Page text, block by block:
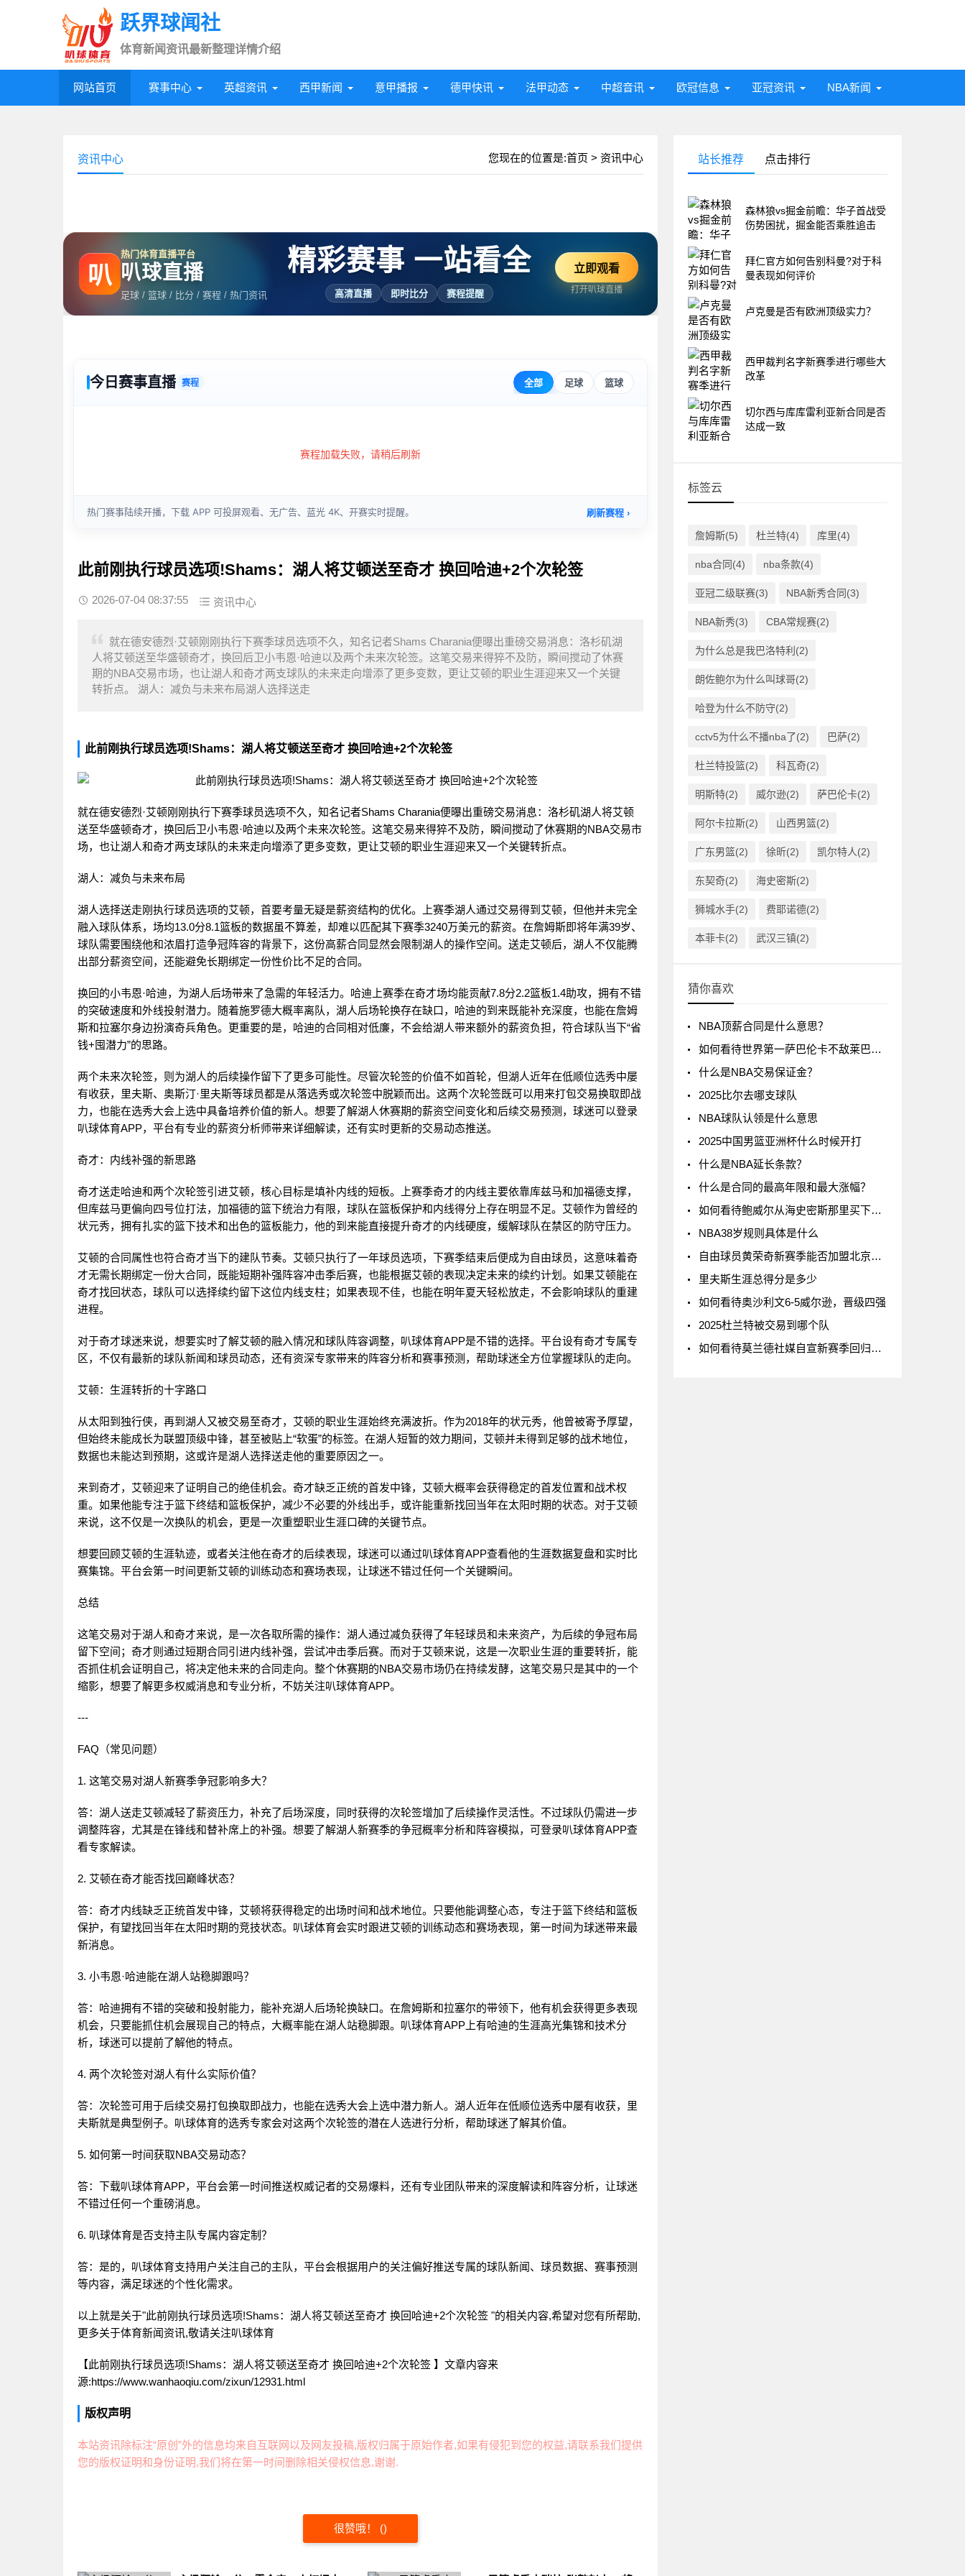
跃界球闻社
体育新闻资讯最新整理详情介绍
网站首页 赛事中心 英超资讯 西甲新闻 意甲播报 德甲快讯 法甲动态 中超音讯 欧冠信息 亚冠资讯 NBA新闻
您现在的位置是:首页 > 资讯中心
资讯中心
叭
热门体育直播平台
叭球直播
足球 / 篮球 / 比分 / 赛程 / 热门资讯
精彩赛事 一站看全
高清直播 即时比分 赛程提醒
立即观看
打开叭球直播
此前刚执行球员选项!Shams：湖人将艾顿送至奇才 换回哈迪+2个次轮签
2026-07-04 08:37:55 资讯中心
就在德安德烈·艾顿刚刚执行下赛季球员选项不久，知名记者Shams Charania便曝出重磅交易消息：洛杉矶湖
人将艾顿送至华盛顿奇才，换回后卫小韦恩·哈迪以及两个未来次轮签。这笔交易来得猝不及防，瞬间搅动了休赛
期的NBA交易市场，也让湖人和奇才两支球队的未来走向增添了更多变数，更让艾顿的职业生涯迎来又一个关键
转折点。 湖人：减负与未来布局湖人选择送走
此前刚执行球员选项!Shams：湖人将艾顿送至奇才 换回哈迪+2个次轮签
就在德安德烈·艾顿刚刚执行下赛季球员选项不久，知名记者Shams Charania便曝出重磅交易消息：洛杉矶湖人将艾顿
送至华盛顿奇才，换回后卫小韦恩·哈迪以及两个未来次轮签。这笔交易来得猝不及防，瞬间搅动了休赛期的NBA交易市
场，也让湖人和奇才两支球队的未来走向增添了更多变数，更让艾顿的职业生涯迎来又一个关键转折点。
湖人：减负与未来布局
湖人选择送走刚执行球员选项的艾顿，首要考量无疑是薪资结构的优化。上赛季湖人通过交易得到艾顿，但他并未完全
融入球队体系，场均13.0分8.1篮板的数据虽不算差，却难以匹配其下赛季3240万美元的薪资。在詹姆斯即将年满39岁、
球队需要围绕他和浓眉打造争冠阵容的背景下，这份高薪合同显然会限制湖人的操作空间。送走艾顿后，湖人不仅能腾
出部分薪资空间，还能避免长期绑定一份性价比不足的合同。
换回的小韦恩·哈迪，为湖人后场带来了急需的年轻活力。哈迪上赛季在奇才场均能贡献7.8分2.2篮板1.4助攻，拥有不错
的突破速度和外线投射潜力。随着施罗德大概率离队，湖人后场轮换存在缺口，哈迪的到来既能补充深度，也能在詹姆
斯和拉塞尔身边扮演奇兵角色。更重要的是，哈迪的合同相对低廉，不会给湖人带来额外的薪资负担，符合球队当下“省
钱+囤潜力”的思路。
两个未来次轮签，则为湖人的后续操作留下了更多可能性。尽管次轮签的价值不如首轮，但湖人近年在低顺位选秀中屡
有收获，里夫斯、奥斯汀·里夫斯等球员都是从落选秀或次轮签中脱颖而出。这两个次轮签既可以用来打包交易换取即战
力，也能在选秀大会上选中具备培养价值的新人。想要了解湖人休赛期的薪资空间变化和后续交易预测，球迷可以登录
叭球体育APP，平台有专业的薪资分析师带来详细解读，还有实时更新的交易动态推送。
奇才：内线补强的新思路
奇才送走哈迪和两个次轮签引进艾顿，核心目标是填补内线的短板。上赛季奇才的内线主要依靠库兹马和加福德支撑，
但库兹马更偏向四号位打法，加福德的篮下统治力有限，球队在篮板保护和内线得分上存在明显不足。艾顿作为曾经的
状元秀，拥有扎实的篮下技术和出色的篮板能力，他的到来能直接提升奇才的内线硬度，缓解球队在禁区的防守压力。
艾顿的合同属性也符合奇才当下的建队节奏。艾顿只执行了一年球员选项，下赛季结束后便成为自由球员，这意味着奇
才无需长期绑定一份大合同，既能短期补强阵容冲击季后赛，也能根据艾顿的表现决定未来的续约计划。如果艾顿能在
奇才找回状态，球队可以选择续约留下这位内线支柱；如果表现不佳，也能在明年夏天轻松放走，不会影响球队的重建
进程。
对于奇才球迷来说，想要实时了解艾顿的融入情况和球队阵容调整，叭球体育APP是不错的选择。平台设有奇才专属专
区，不仅有最新的球队新闻和球员动态，还有资深专家带来的阵容分析和赛事预测，帮助球迷全方位掌握球队的走向。
艾顿：生涯转折的十字路口
从太阳到独行侠，再到湖人又被交易至奇才，艾顿的职业生涯始终充满波折。作为2018年的状元秀，他曾被寄予厚望，
但始终未能成长为联盟顶级中锋，甚至被贴上“软蛋”的标签。在湖人短暂的效力期间，艾顿并未得到足够的战术地位，
数据也未能达到预期，这或许是湖人选择送走他的重要原因之一。
来到奇才，艾顿迎来了证明自己的绝佳机会。奇才缺乏正统的首发中锋，艾顿大概率会获得稳定的首发位置和战术权
重。如果他能专注于篮下终结和篮板保护，减少不必要的外线出手，或许能重新找回当年在太阳时期的状态。对于艾顿
来说，这不仅是一次换队的机会，更是一次重塑职业生涯口碑的关键节点。
想要回顾艾顿的生涯轨迹，或者关注他在奇才的后续表现，球迷可以通过叭球体育APP查看他的生涯数据复盘和实时比
赛集锦。平台会第一时间更新艾顿的训练动态和赛场表现，让球迷不错过任何一个关键瞬间。
总结
这笔交易对于湖人和奇才来说，是一次各取所需的操作：湖人通过减负获得了年轻球员和未来资产，为后续的争冠布局
留下空间；奇才则通过短期合同引进内线补强，尝试冲击季后赛。而对于艾顿来说，这是一次职业生涯的重要转折，能
否抓住机会证明自己，将决定他未来的合同走向。整个休赛期的NBA交易市场仍在持续发酵，这笔交易只是其中的一个
缩影，想要了解更多权威消息和专业分析，不妨关注叭球体育APP。
---
FAQ（常见问题）
1. 这笔交易对湖人新赛季争冠影响多大？
答：湖人送走艾顿减轻了薪资压力，补充了后场深度，同时获得的次轮签增加了后续操作灵活性。不过球队仍需进一步
调整阵容，尤其是在锋线和替补席上的补强。想要了解湖人新赛季的争冠概率分析和阵容模拟，可登录叭球体育APP查
看专家解读。
2. 艾顿在奇才能否找回巅峰状态？
答：奇才内线缺乏正统首发中锋，艾顿将获得稳定的出场时间和战术地位。只要他能调整心态，专注于篮下终结和篮板
保护，有望找回当年在太阳时期的竞技状态。叭球体育会实时跟进艾顿的训练动态和赛场表现，第一时间为球迷带来最
新消息。
3. 小韦恩·哈迪能在湖人站稳脚跟吗？
答：哈迪拥有不错的突破和投射能力，能补充湖人后场轮换缺口。在詹姆斯和拉塞尔的带领下，他有机会获得更多表现
机会，只要能抓住机会展现自己的特点，大概率能在湖人站稳脚跟。叭球体育APP上有哈迪的生涯高光集锦和技术分
析，球迷可以提前了解他的特点。
4. 两个次轮签对湖人有什么实际价值？
答：次轮签可用于后续交易打包换取即战力，也能在选秀大会上选中潜力新人。湖人近年在低顺位选秀中屡有收获，里
夫斯就是典型例子。叭球体育的选秀专家会对这两个次轮签的潜在人选进行分析，帮助球迷了解其价值。
5. 如何第一时间获取NBA交易动态？
答：下载叭球体育APP，平台会第一时间推送权威记者的交易爆料，还有专业团队带来的深度解读和阵容分析，让球迷
不错过任何一个重磅消息。
6. 叭球体育是否支持主队专属内容定制？
答：是的，叭球体育支持用户关注自己的主队，平台会根据用户的关注偏好推送专属的球队新闻、球员数据、赛事预测
等内容，满足球迷的个性化需求。
以上就是关于"此前刚执行球员选项!Shams：湖人将艾顿送至奇才 换回哈迪+2个次轮签 "的相关内容,希望对您有所帮助,
更多关于体育新闻资讯,敬请关注叭球体育
【此前刚执行球员选项!Shams：湖人将艾顿送至奇才 换回哈迪+2个次轮签 】文章内容来
源:https://www.wanhaoqiu.com/zixun/12931.html
版权声明
本站资讯除标注“原创”外的信息均来自互联网以及网友投稿,版权归属于原始作者,如果有侵犯到您的权益,请联系我们提供
您的版权证明和身份证明,我们将在第一时间删除相关侵权信息,谢谢.
很赞哦！ ()
站长推荐 点击排行
森林狼vs掘金前瞻：华子首战受
伤势困扰，掘金能否乘胜追击
拜仁官方如何告别科曼?对于科
曼表现如何评价
卢克曼是否有欧洲顶级实力？
西甲裁判名字新赛季进行哪些大
改革
切尔西与库库雷利亚新合同是否
达成一致
标签云
詹姆斯(5) 杜兰特(4) 库里(4)
nba合同(4) nba条款(4)
亚冠二级联赛(3) NBA新秀合同(3)
NBA新秀(3) CBA常规赛(2)
为什么总是我巴洛特利(2)
朗佐鲍尔为什么叫球哥(2)
哈登为什么不防守(2)
cctv5为什么不播nba了(2) 巴萨(2)
杜兰特投篮(2) 科瓦奇(2)
明斯特(2) 威尔逊(2) 萨巴伦卡(2)
阿尔卡拉斯(2) 山西男篮(2)
广东男篮(2) 徐昕(2) 凯尔特人(2)
东契奇(2) 海史密斯(2)
狮城水手(2) 费耶诺德(2)
本菲卡(2) 武汉三镇(2)
猜你喜欢
NBA顶薪合同是什么意思？
如何看待世界第一萨巴伦卡不敌莱巴金娜?
什么是NBA交易保证金？
2025比尔去哪支球队
NBA球队认领是什么意思
2025中国男篮亚洲杯什么时候开打
什么是NBA延长条款？
什么是合同的最高年限和最大涨幅？
如何看待鲍威尔从海史密斯那里买下了24号球衣
NBA38岁规则具体是什么
自由球员黄荣奇新赛季能否加盟北京男篮?
里夫斯生涯总得分是多少
如何看待奥沙利文6-5威尔逊，晋级四强
2025杜兰特被交易到哪个队
如何看待莫兰德社媒自宣新赛季回归辽宁男篮